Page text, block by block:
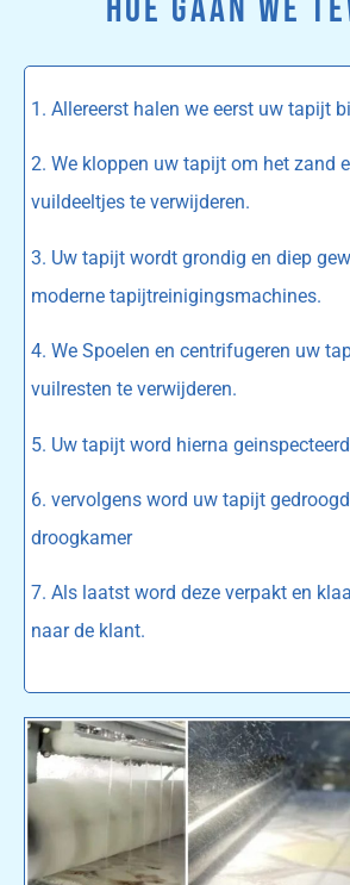
HOE GAAN WE
1. Allereerst halen we eerst uw tapijt
2. We kloppen uw tapijt om het zand
vuildeeltjes te verwijderen.
3. Uw tapijt wordt grondig en diep
moderne tapijtreinigingsmachines.
4. We Spoelen en centrifugeren uw
vuilresten te verwijderen.
5. Uw tapijt word hierna
6. vervolgens word uw tapijt
droogkamer
7. Als laatst word deze verpakt en
naar de klant.